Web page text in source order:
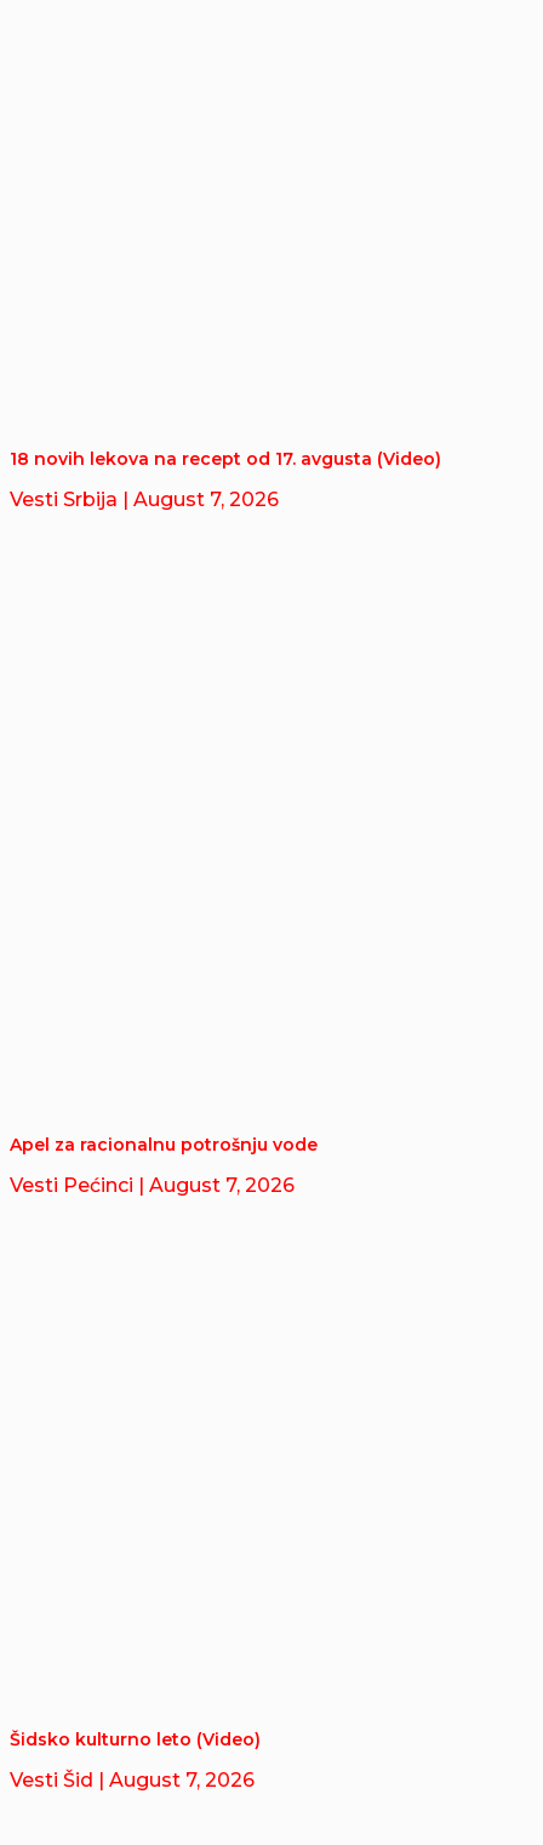
18 novih lekova na recept od 17. avgusta (Video)
Vesti Srbija | August 7, 2026
Apel za racionalnu potrošnju vode
Vesti Pećinci | August 7, 2026
Šidsko kulturno leto (Video)
Vesti Šid | August 7, 2026